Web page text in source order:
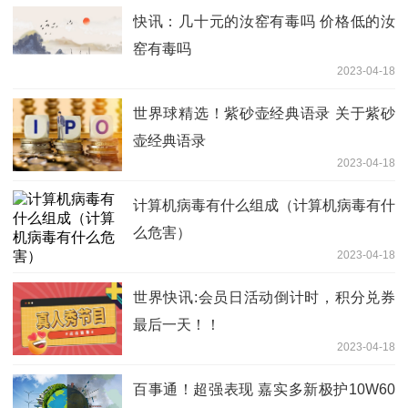
快讯：几十元的汝窑有毒吗 价格低的汝
窑有毒吗
2023-04-18
世界球精选！紫砂壶经典语录 关于紫砂
壶经典语录
2023-04-18
计算机病毒有什么组成（计算机病毒有什
么危害）
2023-04-18
世界快讯:会员日活动倒计时，积分兑券
最后一天！！
2023-04-18
百事通！超强表现 嘉实多新极护10W60